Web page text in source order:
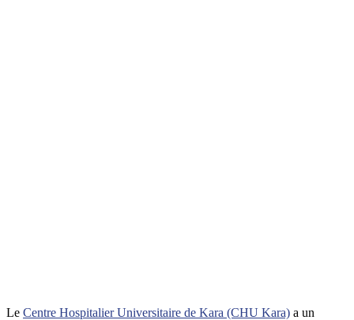
Le Centre Hospitalier Universitaire de Kara (CHU Kara) a un